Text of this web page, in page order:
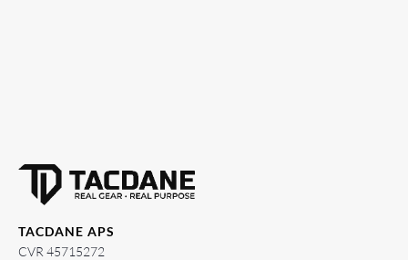
TACDANE APS
CVR 45715272